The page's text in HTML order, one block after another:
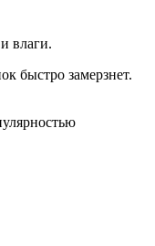
влаги.
быстро замерзнет.